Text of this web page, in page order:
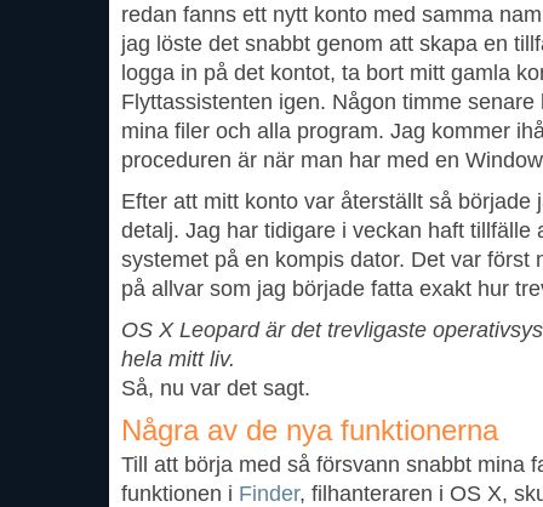
redan fanns ett nytt konto med samma
jag löste det snabbt genom att skapa en
logga in på det kontot, ta bort mitt gamla
Flyttassistenten igen. Någon timme
mina filer och alla program. Jag kommer
proceduren är när man har med en
Efter att mitt konto var återställt så började
detalj. Jag har tidigare i veckan haft tillfälle
systemet på en kompis dator. Det var först
på allvar som jag började fatta exakt hur
OS X Leopard är det trevligaste
hela mitt liv.
Så, nu var det sagt.
Några av de nya funktionerna
Till att börja med så försvann snabbt mina
funktionen i Finder, filhanteraren i OS X,